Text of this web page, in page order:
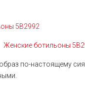
Женские ботильоны
по-настоящему